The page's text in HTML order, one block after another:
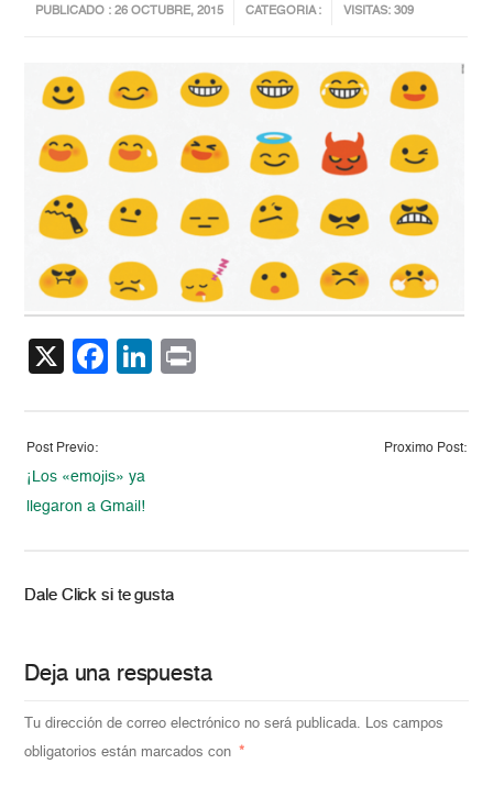
PUBLICADO : 26 OCTUBRE, 2015 CATEGORIA : VISITAS: 309
X Facebook
LinkedIn
Post Previo:
¡Los «emojis» ya
llegaron a Gmail!
Proximo Post:
Dale Click si te gusta
Deja una respuesta
Tu dirección de correo electrónico no será publicada. Los campos
obligatorios están marcados con *